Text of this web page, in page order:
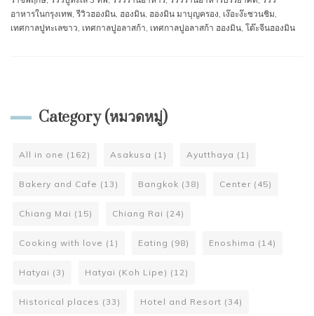
อาหารในกรุงเทพ ,รีวิวฮองมิน ฮองมิน ฮองมิน มาบุญครอง เง๊อะง๊ะชวนชิม
เทศกาลปูทะเลขาว เทศกาลปูอลาสก้า เทศกาลปูอลาสก้า ฮองมิน โต๊ะจีนฮองมิน
Category (หมวดหมู่)
All in one (162) Asakusa (1) Ayutthaya (1)
Bakery and Cafe (13) Bangkok (38) Center (45)
Chiang Mai (15) Chiang Rai (24)
Cooking with love (1) Eating (98) Enoshima (14)
Hatyai (3) Hatyai (Koh Lipe) (12)
Historical places (33) Hotel and Resort (34)